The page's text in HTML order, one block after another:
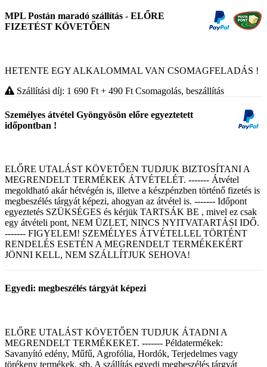
MPL Postán maradó szállítás - ELŐRE
FIZETÉST KÖVETŐEN
HETENTE EGY ALKALOMMAL VAN CSOMAGFELADÁS !
Szállítási díj: 1 690 Ft + 490 Ft Csomagolás, beszállítás
Személyes átvétel Gyöngyösön előre egyeztetett
időpontban !
ELŐRE UTALÁST KÖVETŐEN TUDJUK BIZTOSÍTANI A
MEGRENDELT TERMÉKEK ÁTVÉTELÉT. ------- Átvétel
megoldható akár hétvégén is, illetve a készpénzben történő fizetés is
megbeszélés tárgyát képezi, ahogyan az átvétel is. ------- Időpont
egyeztetés SZÜKSÉGES és kérjük TARTSÁK BE , mivel ez csak
egy átvételi pont, NEM ÜZLET, NINCS NYITVATARTÁSI IDŐ.
------- FIGYELEM! SZEMÉLYES ÁTVÉTELLEL TÖRTÉNT
RENDELÉS ESETÉN A MEGRENDELT TERMÉKEKÉRT
JÖNNI KELL, NEM SZÁLLÍTJUK SEHOVA!
Egyedi: megbeszélés tárgyát képezi
ELŐRE UTALÁST KÖVETŐEN TUDJUK ÁTADNI A
MEGRENDELT TERMÉKEKET. ------- Példatermékek:
Savanyító edény, Műfű, Agrofólia, Hordók, Terjedelmes vagy
törékeny termékek, stb. A szállítás egyedi megbeszélés tárgyát